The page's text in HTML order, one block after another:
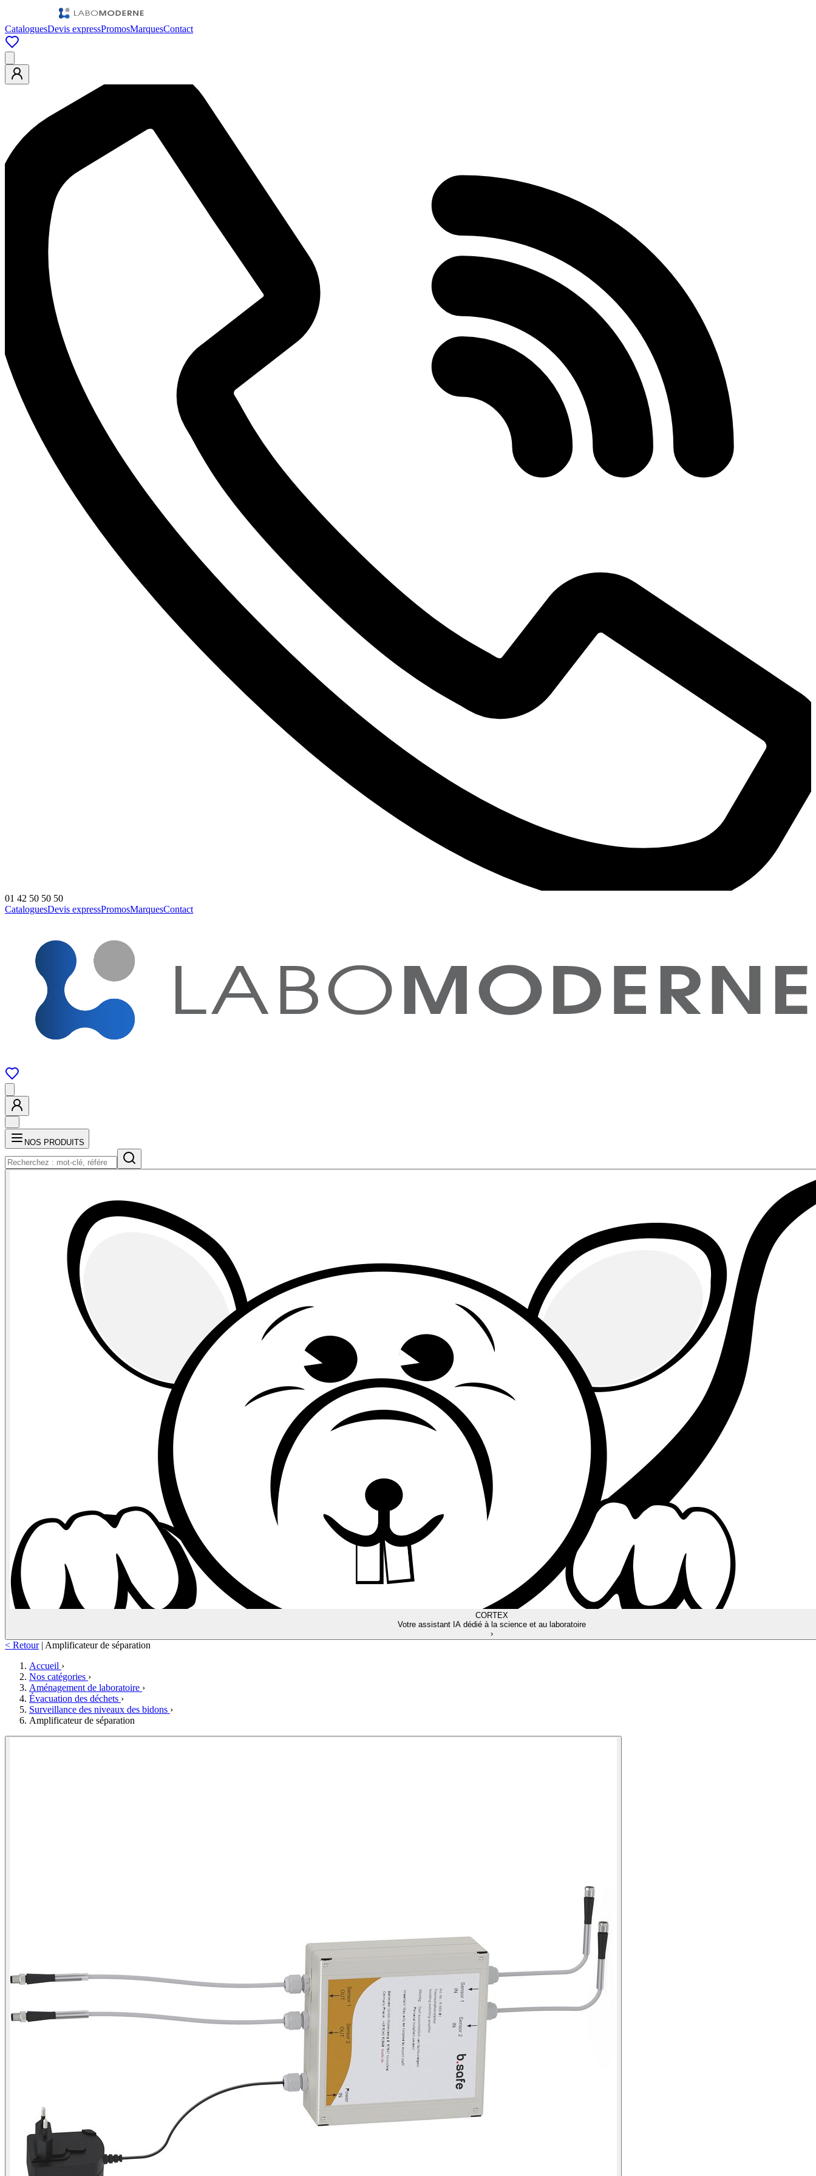
CataloguesDevis expressPromosMarquesContact
01 42 50 50 50
CataloguesDevis expressPromosMarquesContact
NOS PRODUITS
CORTEX
Votre assistant IA dédié à la science et au laboratoire
›
< Retour | Amplificateur de séparation
Accueil ›
Nos catégories ›
Aménagement de laboratoire ›
Évacuation des déchets ›
Surveillance des niveaux des bidons ›
Amplificateur de séparation